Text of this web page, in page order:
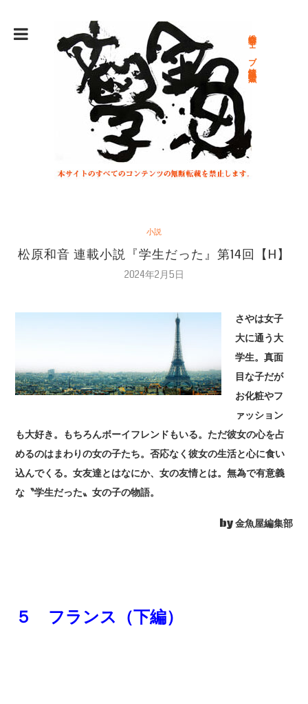
総合文学ウェブ情報誌 文学金魚
小説
松原和音 連載小説『学生だった』第14回【H】
2024年2月5日
さやは女子
大に通う大
学生。真面
目な子だが
お化粧やフ
ァッション
も大好き。もちろんボーイフレンドもいる。ただ彼女の心を占
めるのはまわりの女の子たち。否応なく彼女の生活と心に食い
込んでくる。女友達とはなにか、女の友情とは。無為で有意義
な〝学生だった〟女の子の物語。
by 金魚屋編集部
５ フランス（下編）